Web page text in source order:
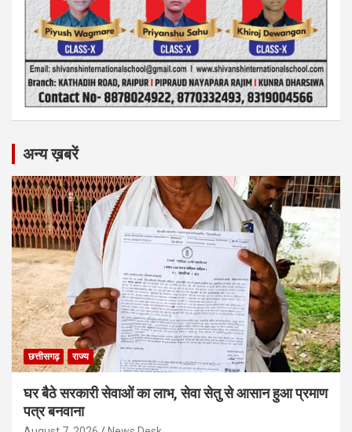
अन्य ख़बरें
छत्तीसगढ़ राज्य
घर बैठे सरकारी सेवाओं का लाभ, सेवा सेतु से आसान हुआ प्रमाण
पत्र बनवाना